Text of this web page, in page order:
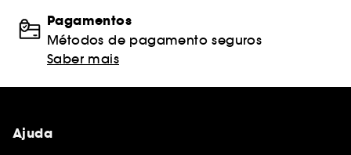
Pagamentos
Métodos de pagamento seguros
Saber mais
Ajuda